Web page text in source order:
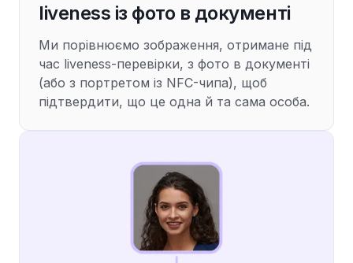
liveness із фото в документі
Ми порівнюємо зображення, отримане під
час liveness-перевірки, з фото в документі
(або з портретом із NFC-чипа), щоб
підтвердити, що це одна й та сама особа.